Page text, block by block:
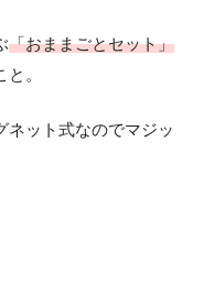
「おままごとセット」
と。
ネット式なのでマジッ